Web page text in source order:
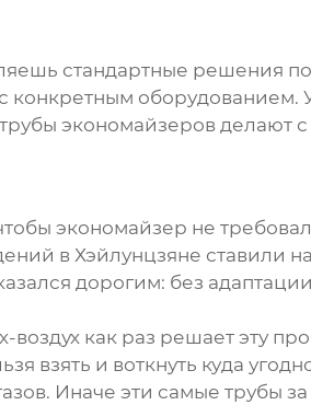
стандартные решения
конкретным оборудованием.
экономайзеров делают с
экономайзер не требовал
в Хэйлунцзяне ставили
дорогим: без
воздух как раз решает эту
взять и воткнуть куда
Иначе эти самые трубы за